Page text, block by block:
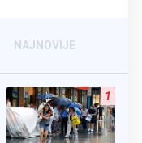
NAJNOVIJE
1